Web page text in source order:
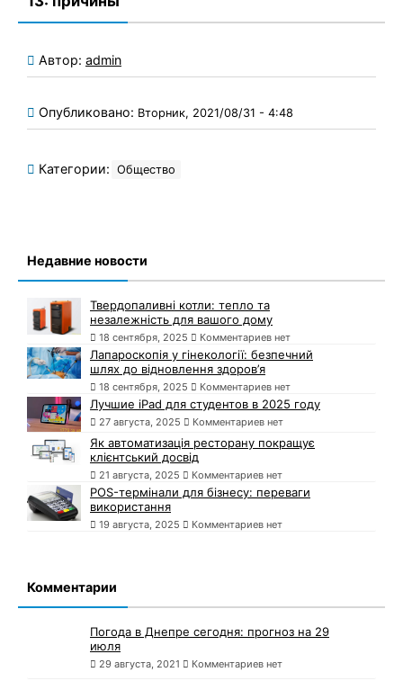
Автор: admin
Опубликовано: Вторник, 2021/08/31 - 4:48
Категории: Общество
Недавние новости
Твердопаливні котли: тепло та
незалежність для вашого дому
18 сентября, 2025 Комментариев нет
Лапароскопія у гінекології: безпечний
шлях до відновлення здоров’я
18 сентября, 2025 Комментариев нет
Лучшие iPad для студентов в 2025 году
27 августа, 2025 Комментариев нет
Як автоматизація ресторану покращує
клієнтський досвід
21 августа, 2025 Комментариев нет
POS-термінали для бізнесу: переваги
використання
19 августа, 2025 Комментариев нет
Комментарии
Погода в Днепре сегодня: прогноз на 29
июля
29 августа, 2021 Комментариев нет